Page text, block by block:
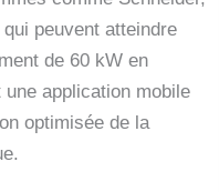
peuvent atteindre
de 60 kW en
application mobile
optimisée de la